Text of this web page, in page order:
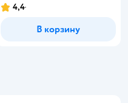
Рейтинг:
4,4
В корзину